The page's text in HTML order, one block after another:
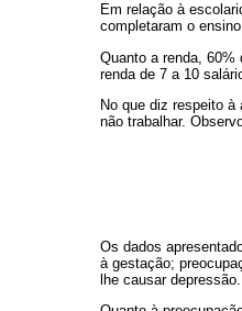
Em relação à
completaram o
Quanto a renda,
renda de 7 a 10
No que diz respeito
não trabalhar.
Os dados
à gestação;
lhe causar depressão.